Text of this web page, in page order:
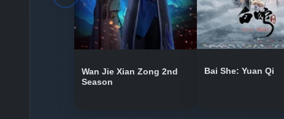
Wan Jie Xian Zong 2nd
Season
Bai She: Yuan Qi